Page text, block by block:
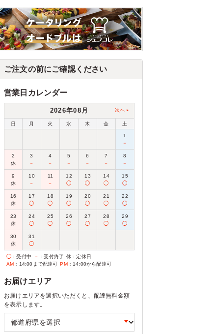
ご注文の前にご確認ください
営業日カレンダー
2026年08月 次へ
日 月 火 水 木 金 土
1
－
2
休
3
－
4
－
5
－
6
－
7
－
8
－
9
休
10
－
11
－
12
◯
13
◯
14
◯
15
◯
16
休
17
◯
18
◯
19
◯
20
◯
21
◯
22
◯
23
休
24
◯
25
◯
26
◯
27
◯
28
◯
29
◯
30
休
31
◯
◯ ：受付中 － ：受付終了 休 ：定休日
AM ：14:00まで配達可 PM：14:00から配達可
お届けエリア
お届けエリアを選択いただくと、配達無料金額
を表示します。